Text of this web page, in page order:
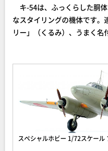
キ-54は、ふっくらした胴
なスタイリングの機体です。
リー」（くるみ）、うまく名
スペシャルホビー 1/72スケール